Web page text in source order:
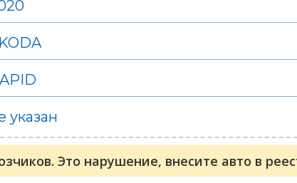
указан
Это нарушение, внесите авто в